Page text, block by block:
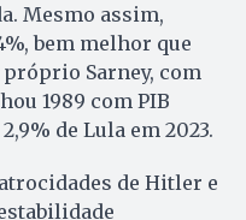
Mesmo assim,
bem melhor que
próprio Sarney, com
1989 com PIB
de Lula em 2023.
de Hitler e